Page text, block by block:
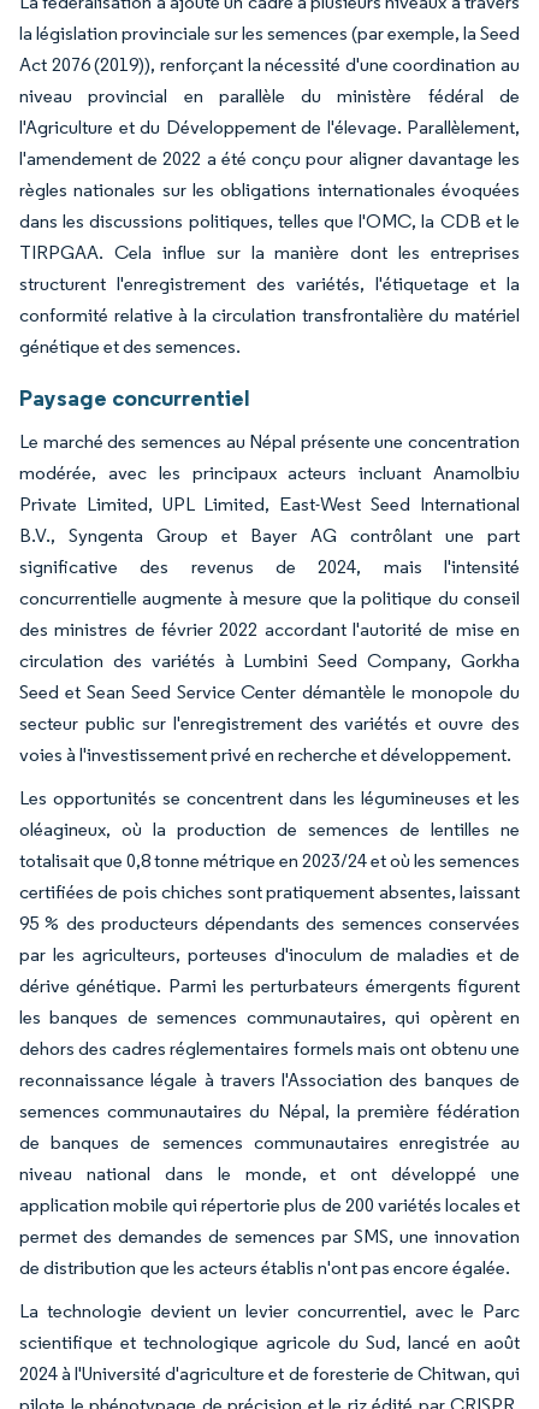
la législation provinciale sur les semences (par exemple, la Seed
Act 2076 (2019)), renforçant la nécessité d'une coordination au
niveau provincial en parallèle du ministère fédéral de
l'Agriculture et du Développement de l'élevage. Parallèlement,
l'amendement de 2022 a été conçu pour aligner davantage les
règles nationales sur les obligations internationales évoquées
dans les discussions politiques, telles que l'OMC, la CDB et le
TIRPGAA. Cela influe sur la manière dont les entreprises
structurent l'enregistrement des variétés, l'étiquetage et la
conformité relative à la circulation transfrontalière du matériel
génétique et des semences.
Paysage concurrentiel
Le marché des semences au Népal présente une concentration
modérée, avec les principaux acteurs incluant Anamolbiu
Private Limited, UPL Limited, East-West Seed International
B.V., Syngenta Group et Bayer AG contrôlant une part
significative des revenus de 2024, mais l'intensité
concurrentielle augmente à mesure que la politique du conseil
des ministres de février 2022 accordant l'autorité de mise en
circulation des variétés à Lumbini Seed Company, Gorkha
Seed et Sean Seed Service Center démantèle le monopole du
secteur public sur l'enregistrement des variétés et ouvre des
voies à l'investissement privé en recherche et développement.
Les opportunités se concentrent dans les légumineuses et les
oléagineux, où la production de semences de lentilles ne
totalisait que 0,8 tonne métrique en 2023/24 et où les semences
certifiées de pois chiches sont pratiquement absentes, laissant
95 % des producteurs dépendants des semences conservées
par les agriculteurs, porteuses d'inoculum de maladies et de
dérive génétique. Parmi les perturbateurs émergents figurent
les banques de semences communautaires, qui opèrent en
dehors des cadres réglementaires formels mais ont obtenu une
reconnaissance légale à travers l'Association des banques de
semences communautaires du Népal, la première fédération
de banques de semences communautaires enregistrée au
niveau national dans le monde, et ont développé une
application mobile qui répertorie plus de 200 variétés locales et
permet des demandes de semences par SMS, une innovation
de distribution que les acteurs établis n'ont pas encore égalée.
La technologie devient un levier concurrentiel, avec le Parc
scientifique et technologique agricole du Sud, lancé en août
2024 à l'Université d'agriculture et de foresterie de Chitwan, qui